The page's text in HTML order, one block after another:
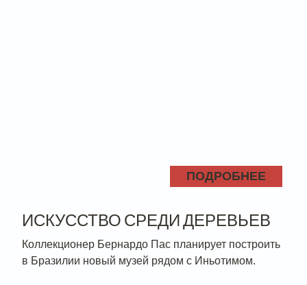
ПОДРОБНЕЕ
ИСКУССТВО СРЕДИ ДЕРЕВЬЕВ
Коллекционер Бернардо Пас планирует построить
в Бразилии новый музей рядом с Иньотимом.